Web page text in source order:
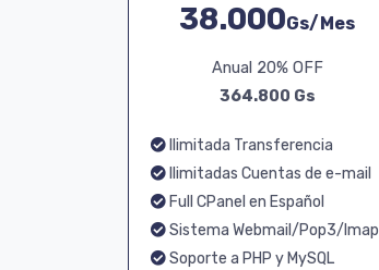
38.000Gs/Mes
Anual 20% OFF
364.800 Gs
Ilimitada Transferencia
Ilimitadas Cuentas de e-mail
Full CPanel en Español
Sistema Webmail/Pop3/Imap
Soporte a PHP y MySQL